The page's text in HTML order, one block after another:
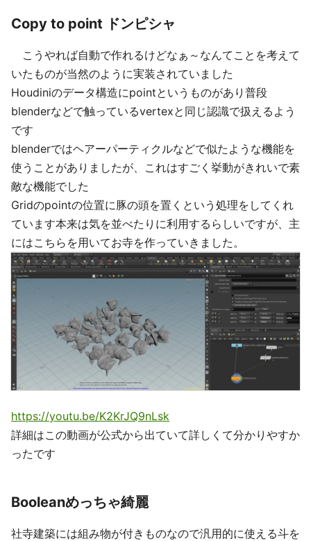
Copy to point ドンピシャ
こうやれば自動で作れるけどなぁ～なんてことを考えて
いたものが当然のように実装されていました
Houdiniのデータ構造にpointというものがあり普段
blenderなどで触っているvertexと同じ認識で扱えるよう
です
blenderではヘアーパーティクルなどで似たような機能を
使うことがありましたが、これはすごく挙動がきれいで素
敵な機能でした
Gridのpointの位置に豚の頭を置くという処理をしてくれ
ています本来は気を並べたりに利用するらしいですが、主
にはこちらを用いてお寺を作っていきました。
https://youtu.be/K2KrJQ9nLsk
詳細はこの動画が公式から出ていて詳しくて分かりやすか
ったです
Booleanめっちゃ綺麗
社寺建築には組み物が付きものなので汎用的に使える斗を